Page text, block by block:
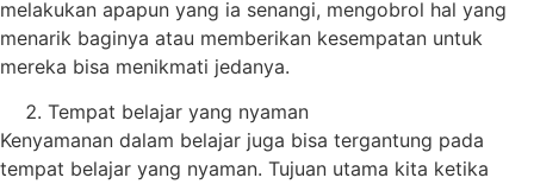
melakukan apapun yang ia senangi, mengobrol hal yang
menarik baginya atau memberikan kesempatan untuk
mereka bisa menikmati jedanya.
Tempat belajar yang nyaman
Kenyamanan dalam belajar juga bisa tergantung pada
tempat belajar yang nyaman. Tujuan utama kita ketika